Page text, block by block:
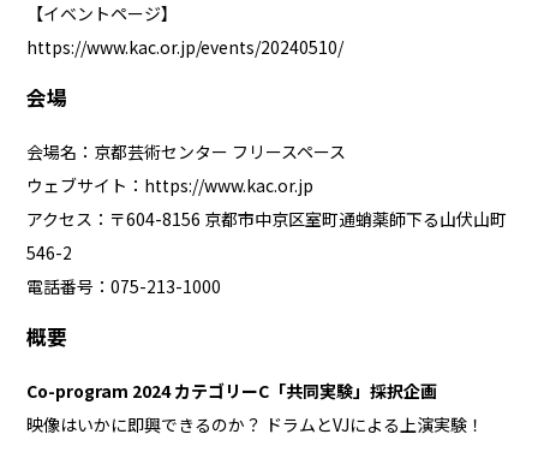
【イベントページ】
https://www.kac.or.jp/events/20240510/
会場
会場名：京都芸術センター フリースペース
ウェブサイト： https://www.kac.or.jp
アクセス：〒604-8156 京都市中京区室町通蛸薬師下る山伏山町
546-2
電話番号：075-213-1000
概要
Co-program 2024 カテゴリーC「共同実験」採択企画
映像はいかに即興できるのか？ ドラムとVJによる上演実験！